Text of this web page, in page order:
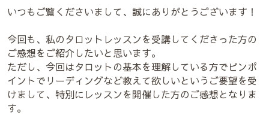
いつもご覧くださいまして、誠にありがとうございます！
今回も、私のタロットレッスンを受講してくださった方の
ご感想をご紹介したいと思います。
ただし、今回はタロットの基本を理解している方でピンポ
イントでリーディングなど教えて欲しいというご要望を受
けまして、特別にレッスンを開催した方のご感想となりま
す。